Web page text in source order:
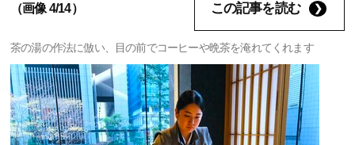
（画像 4/14） この記事を読む
茶の湯の作法に倣い、目の前でコーヒーや晩茶を淹れてくれます